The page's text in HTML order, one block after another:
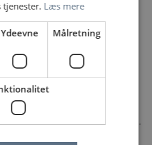
m.v.
i henhold til gældende
fysioterapeuter og
efter aftale, og der skal
børneattest ved ansættelse.
tjenester. Læs mere
Ydeevne Målretning